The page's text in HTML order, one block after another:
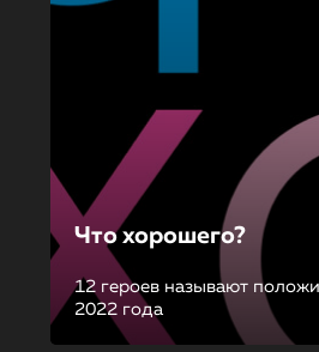
Что хорошего?
12 героев называют
2022 года